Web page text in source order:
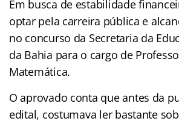
Em busca de estabilidade
optar pela carreira pública e
no concurso da Secretaria da
da Bahia para o cargo de
Matemática.
O aprovado conta que antes da
edital, costumava ler bastante